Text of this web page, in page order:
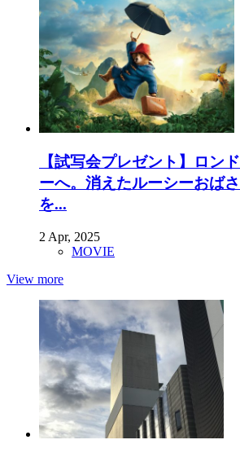
【試写会プレゼント】ロン
ーへ。消えたルーシーおば
を...
2 Apr, 2025
MOVIE
View more